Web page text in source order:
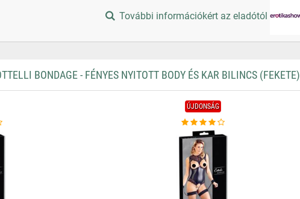
További információkért az eladótól
BONDAGE - FÉNYES NYITOTT BODY ÉS KAR BILINCS (FEKETE)
ÚJDONSÁG